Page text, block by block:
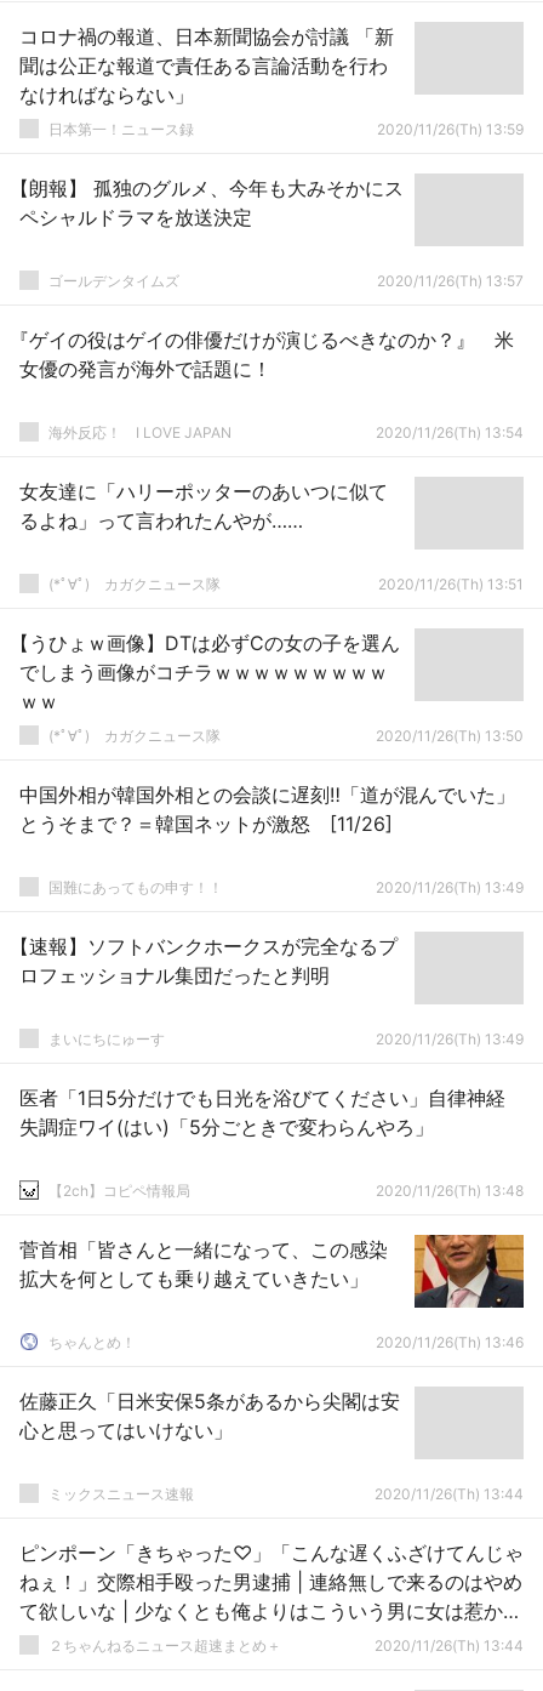
コロナ禍の報道、日本新聞協会が討議 「新
聞は公正な報道で責任ある言論活動を行わ
なければならない」
日本第一！ニュース録 2020/11/26(Th) 13:59
【朗報】 孤独のグルメ、今年も大みそかにス
ペシャルドラマを放送決定
ゴールデンタイムズ 2020/11/26(Th) 13:57
『ゲイの役はゲイの俳優だけが演じるべきなのか？』 米
女優の発言が海外で話題に！
海外反応！ I LOVE JAPAN 2020/11/26(Th) 13:54
女友達に「ハリーポッターのあいつに似て
るよね」って言われたんやが……
(*ﾟ∀ﾟ)ゞカガクニュース隊 2020/11/26(Th) 13:51
【うひょｗ画像】DTは必ずCの女の子を選ん
でしまう画像がコチラｗｗｗｗｗｗｗｗｗ
ｗｗ
(*ﾟ∀ﾟ)ゞカガクニュース隊 2020/11/26(Th) 13:50
中国外相が韓国外相との会談に遅刻‼️「道が混んでいた」
とうそまで？＝韓国ネットが激怒 [11/26]
国難にあってもの申す！！ 2020/11/26(Th) 13:49
【速報】ソフトバンクホークスが完全なるプ
ロフェッショナル集団だったと判明
まいにちにゅーす 2020/11/26(Th) 13:49
医者「1日5分だけでも日光を浴びてください」自律神経
失調症ワイ(はい)「5分ごときで変わらんやろ」
【2ch】コピペ情報局 2020/11/26(Th) 13:48
菅首相「皆さんと一緒になって、この感染
拡大を何としても乗り越えていきたい」
ちゃんとめ！ 2020/11/26(Th) 13:46
佐藤正久「日米安保5条があるから尖閣は安
心と思ってはいけない」
ミックスニュース速報 2020/11/26(Th) 13:44
ピンポーン「きちゃった♡」「こんな遅くふざけてんじゃ
ねぇ！」交際相手殴った男逮捕 | 連絡無しで来るのはやめ
て欲しいな | 少なくとも俺よりはこういう男に女は惹かれ
るんだよな
２ちゃんねるニュース超速まとめ＋ 2020/11/26(Th) 13:44